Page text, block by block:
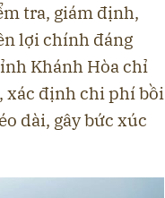
tra, giám định,
lợi chính đáng
Khánh Hòa chỉ
xác định chi phí bồi
dài, gây bức xúc